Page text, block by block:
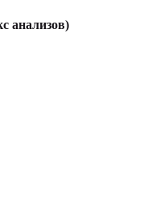
анализов)